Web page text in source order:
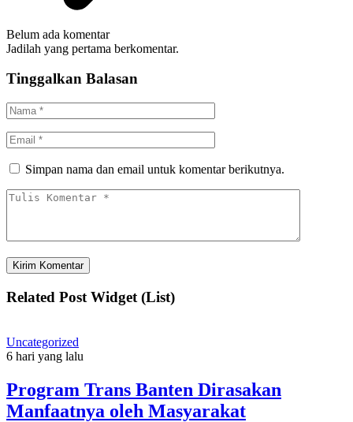
Belum ada komentar
Jadilah yang pertama berkomentar.
Tinggalkan Balasan
Simpan nama dan email untuk komentar berikutnya.
Related Post Widget (List)
Uncategorized
6 hari yang lalu
Program Trans Banten Dirasakan
Manfaatnya oleh Masyarakat